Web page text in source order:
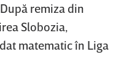
remiza din
Slobozia,
matematic în Liga